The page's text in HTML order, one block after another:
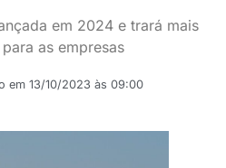
em 2024 e trará mais
as empresas
em13/10/2023 às 09:00